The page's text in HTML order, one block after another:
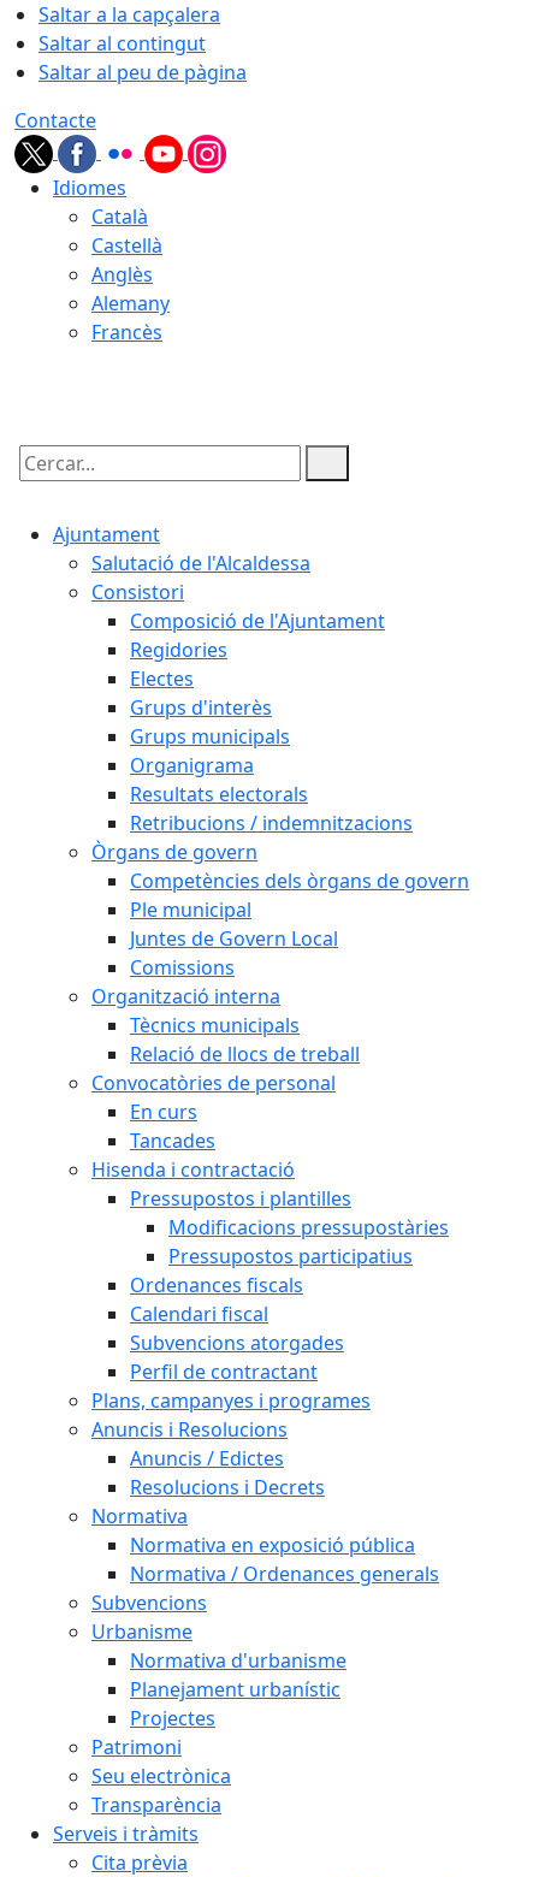
Saltar a la capçalera
Saltar al contingut
Saltar al peu de pàgina
Contacte
Idiomes
Català
Castellà
Anglès
Alemany
Francès
Cercar:
Ajuntament
Salutació de l'Alcaldessa
Consistori
Composició de l'Ajuntament
Regidories
Electes
Grups d'interès
Grups municipals
Organigrama
Resultats electorals
Retribucions / indemnitzacions
Òrgans de govern
Competències dels òrgans de govern
Ple municipal
Juntes de Govern Local
Comissions
Organització interna
Tècnics municipals
Relació de llocs de treball
Convocatòries de personal
En curs
Tancades
Hisenda i contractació
Pressupostos i plantilles
Modificacions pressupostàries
Pressupostos participatius
Ordenances fiscals
Calendari fiscal
Subvencions atorgades
Perfil de contractant
Plans, campanyes i programes
Anuncis i Resolucions
Anuncis / Edictes
Resolucions i Decrets
Normativa
Normativa en exposició pública
Normativa / Ordenances generals
Subvencions
Urbanisme
Normativa d'urbanisme
Planejament urbanístic
Projectes
Patrimoni
Seu electrònica
Transparència
Serveis i tràmits
Cita prèvia